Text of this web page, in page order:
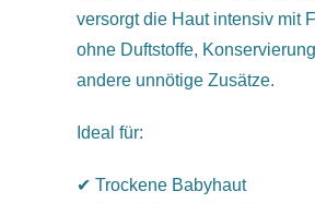
versorgt die Haut intensiv mit
ohne Duftstoffe,
andere unnötige Zusätze.
Ideal für:
✔ Trockene Babyhaut